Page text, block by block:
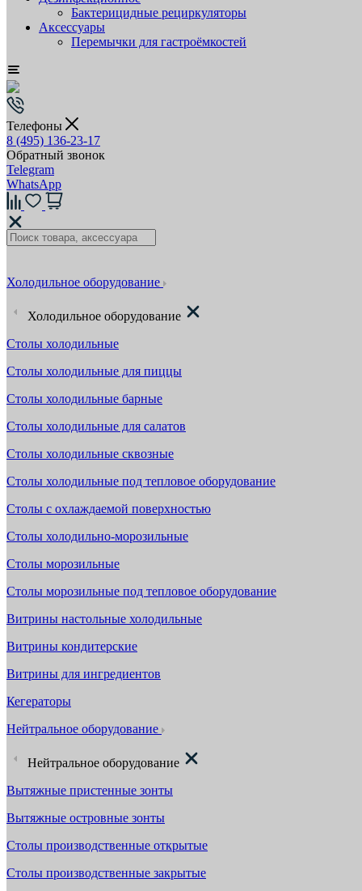
Бактерицидные рециркуляторы
Аксессуары
Перемычки для гастроёмкостей
Телефоны
8 (495) 136-23-17
Обратный звонок
Telegram
WhatsApp
Холодильное оборудование
Холодильное оборудование
Столы холодильные
Столы холодильные для пиццы
Столы холодильные барные
Столы холодильные для салатов
Столы холодильные сквозные
Столы холодильные под тепловое оборудование
Столы с охлаждаемой поверхностью
Столы холодильно-морозильные
Столы морозильные
Столы морозильные под тепловое оборудование
Витрины настольные холодильные
Витрины кондитерские
Витрины для ингредиентов
Кегераторы
Нейтральное оборудование
Нейтральное оборудование
Вытяжные пристенные зонты
Вытяжные островные зонты
Столы производственные открытые
Столы производственные закрытые